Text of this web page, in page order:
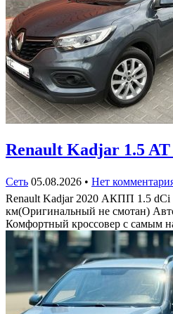
Renault Kadjar 1.5 AT
Сеть 05.08.2026 • Нет
Renault Kadjar 2020 АКПП 1.5 dCi
км(Оригинальный не смотан)
Комфортный кроссовер с самым